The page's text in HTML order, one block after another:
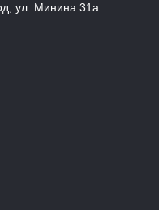
ул. Минина 31а